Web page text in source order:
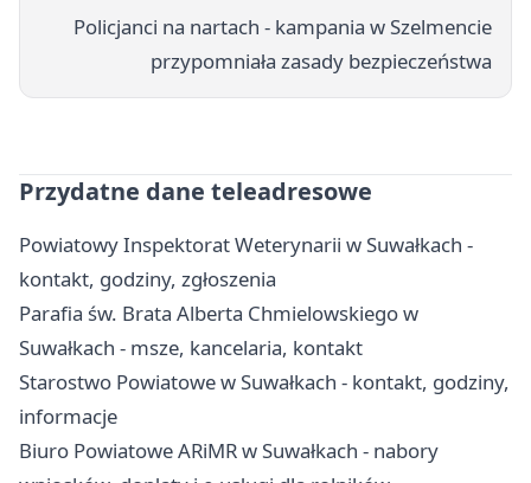
Policjanci na nartach - kampania w Szelmencie
przypomniała zasady bezpieczeństwa
Przydatne dane teleadresowe
Powiatowy Inspektorat Weterynarii w Suwałkach -
kontakt, godziny, zgłoszenia
Parafia św. Brata Alberta Chmielowskiego w
Suwałkach - msze, kancelaria, kontakt
Starostwo Powiatowe w Suwałkach - kontakt, godziny,
informacje
Biuro Powiatowe ARiMR w Suwałkach - nabory